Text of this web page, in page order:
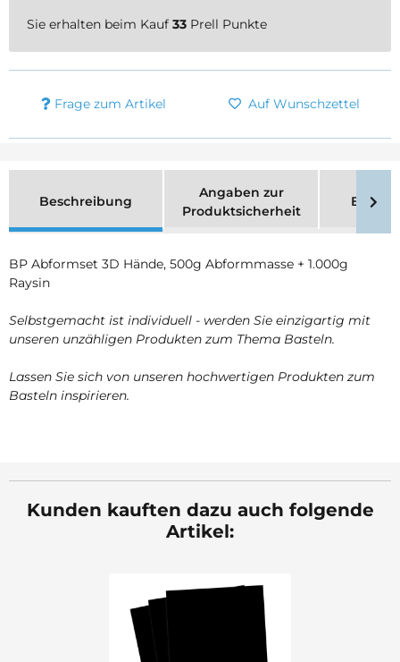
Sie erhalten beim Kauf 33 Prell Punkte
Frage zum Artikel Auf Wunschzettel
Beschreibung
Angaben zur
Produktsicherheit
BP Abformset 3D Hände, 500g Abformmasse + 1.000g
Raysin
Selbstgemacht ist individuell - werden Sie einzigartig mit
unseren unzähligen Produkten zum Thema Basteln.
Lassen Sie sich von unseren hochwertigen Produkten zum
Basteln inspirieren.
Kunden kauften dazu auch folgende
Artikel: